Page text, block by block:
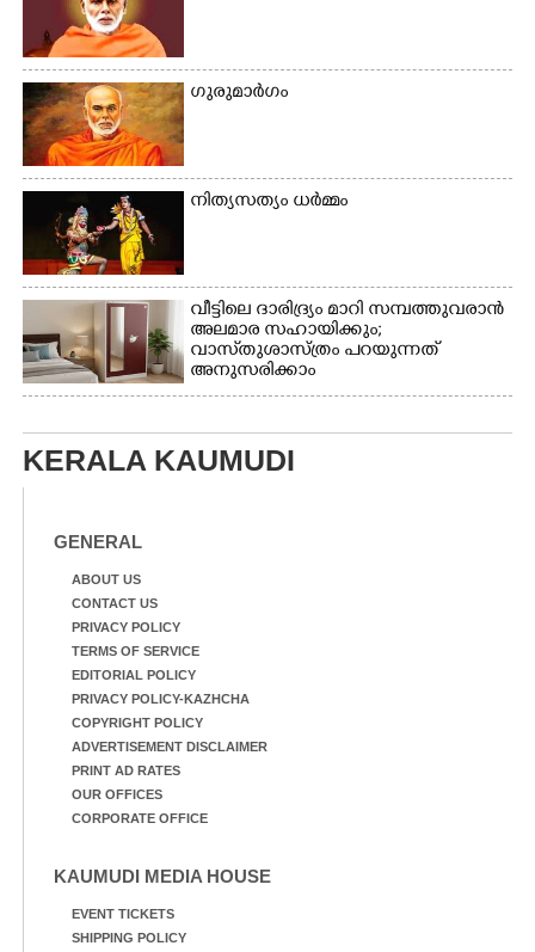
ഗുരുമാർഗം
നിത്യസത്യം ധർമ്മം
വീട്ടിലെ ദാരിദ്ര്യം മാറി സമ്പത്തുവരാൻ
അലമാര സഹായിക്കും;
വാസ്‌തുശാസ്ത്രം പറയുന്നത്
അനുസരിക്കാം
KERALA KAUMUDI
GENERAL
ABOUT US
CONTACT US
PRIVACY POLICY
TERMS OF SERVICE
EDITORIAL POLICY
PRIVACY POLICY-KAZHCHA
COPYRIGHT POLICY
ADVERTISEMENT DISCLAIMER
PRINT AD RATES
OUR OFFICES
CORPORATE OFFICE
KAUMUDI MEDIA HOUSE
EVENT TICKETS
SHIPPING POLICY